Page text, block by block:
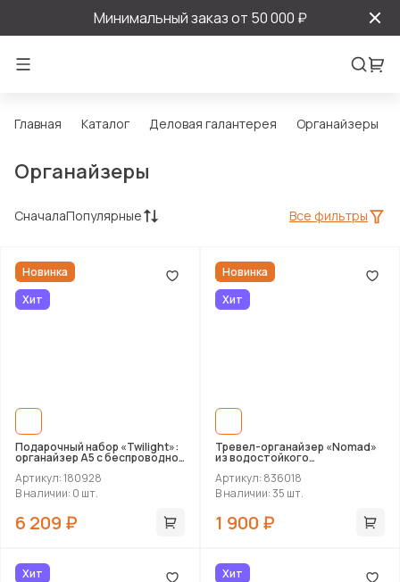
Минимальный заказ от 50 000 ₽
Главная Каталог Деловая галантерея Органайзеры
Органайзеры
СначалаПопулярные Все фильтры
Новинка
Хит
Подарочный набор «Twilight»:
органайзер А5 с беспроводной
зарядкой и металлическая
шариковая ручка со
светящимся логотипом
Артикул: 180928
В наличии: 0 шт.
6 209 ₽
Новинка
Хит
Тревел-органайзер «Nomad»
из водостойкого
переработанного пластика
Артикул: 836018
В наличии: 35 шт.
1 900 ₽
Хит Хит